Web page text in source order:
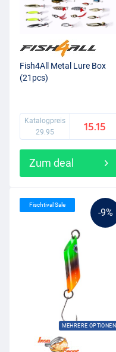
Fish4All Metal Lure Box
(21pcs)
Katalogpreis
29.95
15.15
Zum deal
-9%
MEHRERE OPTIONEN
Fischtival Sale